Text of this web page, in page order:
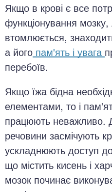
Якщо в крові є все
функціонування
втомлюється,
а його пам'ять і увага
перебоїв.
Якщо їжа бідна
елементами, то і
працюють неважливо.
речовини засмічують
ускладнюють доступ до
що містить кисень і
мозок починає